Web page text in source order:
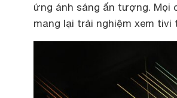
ứng ánh sáng ấn tượng.
mang lại trải nghiệm xem